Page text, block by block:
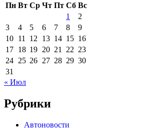
Пн Вт Ср Чт Пт Сб Вс
1
2
3
4 5 6 7 8
9
10 11 12 13 14 15 16
17 18 19 20 21 22 23
24 25 26 27 28 29 30
31
« Июл
Рубрики
Автоновости